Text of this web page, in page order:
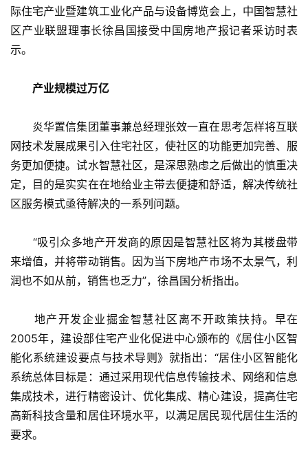
际住宅产业暨建筑工业化产品与设备博览会上，中国智慧社
区产业联盟理事长徐昌国接受中国房地产报记者采访时表
示。
产业规模过万亿
炎华置信集团董事兼总经理张效一直在思考怎样将互联
网技术发展成果引入住宅社区，使社区的功能更加完善、服
务更加便捷。试水智慧社区，是深思熟虑之后做出的慎重决
定，目的是实实在在地给业主带去便捷和舒适，解决传统社
区服务模式亟待解决的一系列问题。
“吸引众多地产开发商的原因是智慧社区将为其楼盘带
来增值，并将带动销售。因为当下房地产市场不太景气，利
润也不如从前，销售也乏力”，徐昌国分析指出。
地产开发企业掘金智慧社区离不开政策扶持。早在
2005年，建设部住宅产业化促进中心颁布的《居住小区智
能化系统建设要点与技术导则》就指出：“居住小区智能化
系统总体目标是：通过采用现代信息传输技术、网络和信息
集成技术，进行精密设计、优化集成、精心建设，提高住宅
高新科技含量和居住环境水平，以满足居民现代居住生活的
要求。